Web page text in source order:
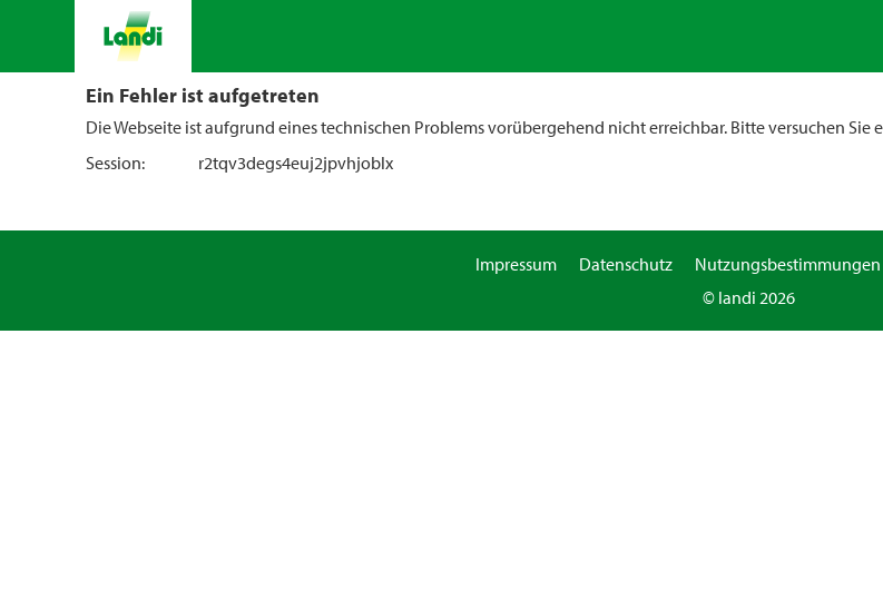
Ein Fehler ist aufgetreten
Die Webseite ist aufgrund eines technischen Problems vorübergehend nicht erreichbar. Bitte versuchen Sie
Session:
r2tqv3degs4euj2jpvhjoblx
Impressum Datenschutz Nutzungsbestimmungen
© landi 2026